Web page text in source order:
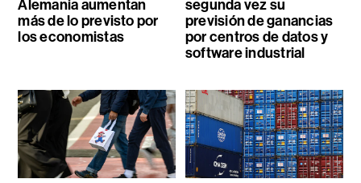
Alemania aumentan
más de lo previsto por
los economistas
segunda vez su
previsión de ganancias
por centros de datos y
software industrial